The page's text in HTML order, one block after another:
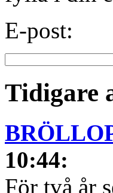
E-post:
Tidigare
10:44:
För två år